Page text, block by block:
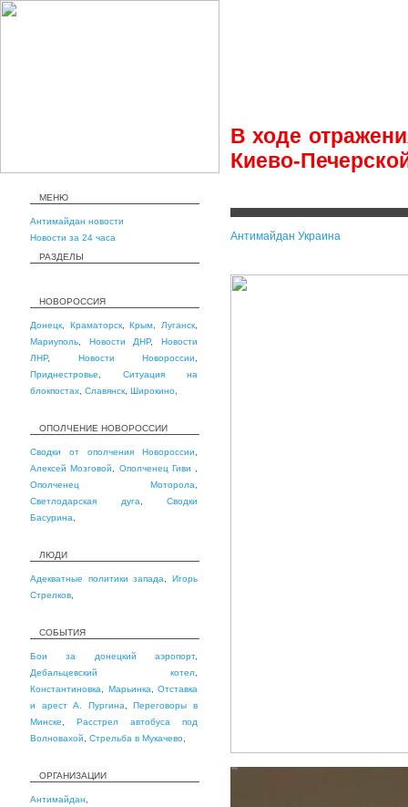
В ходе
Киево-
МЕНЮ
Антимайдан новости
Новости за 24 часа
РАЗДЕЛЫ
НОВОРОССИЯ
Донецк Краматорск,Крым Луганск
Мариуполь
Новости ДНР,Новости
ЛНР, Новости Новороссии
Приднестровье
Ситуация на
блокпостах Славянск Широкино
ОПОЛЧЕНИЕ НОВОРОССИИ
Сводки от ополчения Новороссии
Алексей Мозговой
Ополченец Гиви
Ополченец Моторола
Светлодарская дуга
Сводки
Басурина
ЛЮДИ
Адекватные политики запада ,Игорь
Стрелков
СОБЫТИЯ
Бои за донецкий аэропорт,
Дебальцевский котел
Константиновка
Марьинка
Отставка
и арест А. Пургина ,Переговоры в
Минске
Расстрел автобуса под
Волновахой
Стрельба в Мукачево
ОРГАНИЗАЦИИ
Антимайдан
Антимайдан Украина